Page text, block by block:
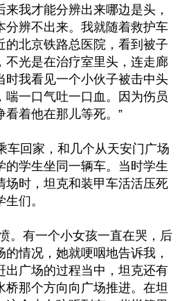
来我才能分辨出来哪边是头，
分辨不出来。我就随着救护车
的北京铁路总医院，看到被子
不光是在治疗室里头，连走廊
时我看见一个小伙子被击中头
喘一口气吐一口血。因为伤员
看着他在那儿等死。”
车回家，和几个从天安门广场
的学生坐同一辆车。当时学生
场时，坦克和装甲车活活压死
们。
。有一个小女孩一直在哭，后
情况，她就哽咽地告诉我，
出广场的过程当中，坦克还有
桥那个方向向广场推进。在坦